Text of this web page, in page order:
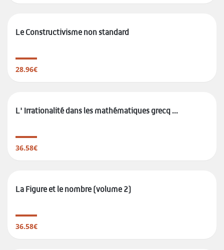
Le Constructivisme non standard
28.96€
L' Irrationalité dans les mathématiques grecq ...
36.58€
La Figure et le nombre (volume 2)
36.58€